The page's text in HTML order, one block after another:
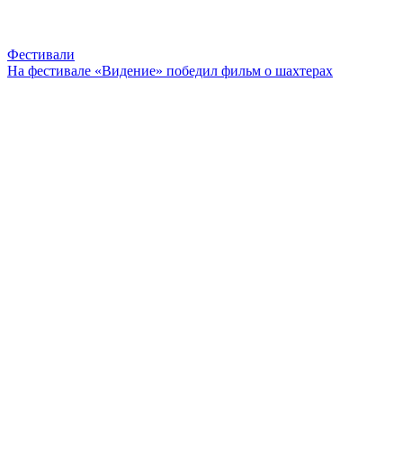
Фестивали
На фестивале «Видение» победил фильм о шахтерах